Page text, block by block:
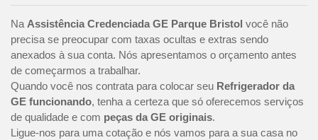
Na Assistência Credenciada GE Parque Bristol você não
precisa se preocupar com taxas ocultas e extras sendo
anexados à sua conta. Nós apresentamos o orçamento antes
de começarmos a trabalhar.
Quando você nos contrata para colocar seu Refrigerador da
GE funcionando, tenha a certeza que só oferecemos serviços
de qualidade e com peças da GE originais.
Ligue-nos para uma cotação e nós vamos para a sua casa no